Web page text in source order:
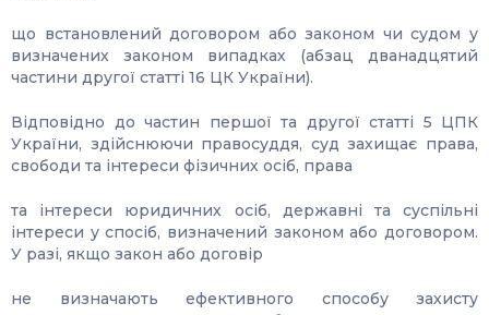
що встановлений договором або законом чи судом у
визначених законом випадках (абзац дванадцятий
частини другої статті 16 ЦК України).
Відповідно до частин першої та другої статті 5 ЦПК
України, здійснюючи правосуддя, суд захищає права,
свободи та інтереси фізичних осіб, права
та інтереси юридичних осіб, державні та суспільні
інтереси у спосіб, визначений законом або договором.
У разі, якщо закон або договір
не визначають ефективного способу захисту